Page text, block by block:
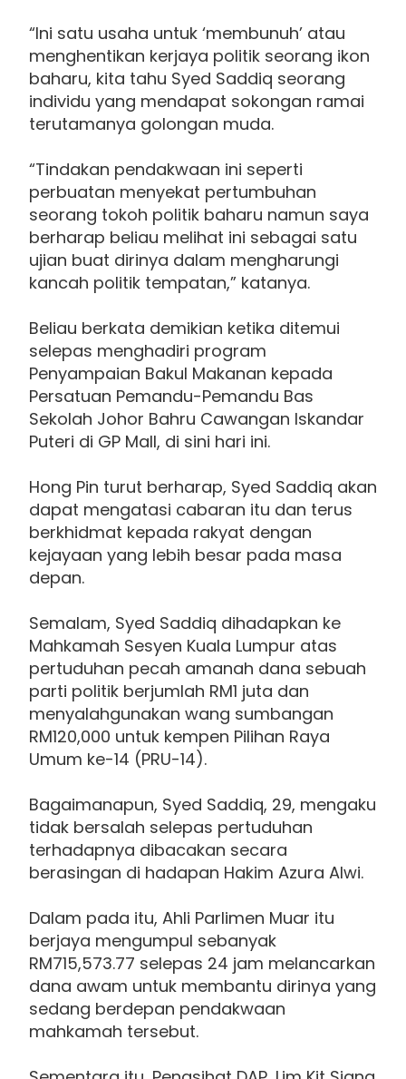
“Ini satu usaha untuk ‘membunuh’ atau
menghentikan kerjaya politik seorang ikon
baharu, kita tahu Syed Saddiq seorang
individu yang mendapat sokongan ramai
terutamanya golongan muda.
“Tindakan pendakwaan ini seperti
perbuatan menyekat pertumbuhan
seorang tokoh politik baharu namun saya
berharap beliau melihat ini sebagai satu
ujian buat dirinya dalam mengharungi
kancah politik tempatan,” katanya.
Beliau berkata demikian ketika ditemui
selepas menghadiri program
Penyampaian Bakul Makanan kepada
Persatuan Pemandu-Pemandu Bas
Sekolah Johor Bahru Cawangan Iskandar
Puteri di GP Mall, di sini hari ini.
Hong Pin turut berharap, Syed Saddiq akan
dapat mengatasi cabaran itu dan terus
berkhidmat kepada rakyat dengan
kejayaan yang lebih besar pada masa
depan.
Semalam, Syed Saddiq dihadapkan ke
Mahkamah Sesyen Kuala Lumpur atas
pertuduhan pecah amanah dana sebuah
parti politik berjumlah RM1 juta dan
menyalahgunakan wang sumbangan
RM120,000 untuk kempen Pilihan Raya
Umum ke-14 (PRU-14).
Bagaimanapun, Syed Saddiq, 29, mengaku
tidak bersalah selepas pertuduhan
terhadapnya dibacakan secara
berasingan di hadapan Hakim Azura Alwi.
Dalam pada itu, Ahli Parlimen Muar itu
berjaya mengumpul sebanyak
RM715,573.77 selepas 24 jam melancarkan
dana awam untuk membantu dirinya yang
sedang berdepan pendakwaan
mahkamah tersebut.